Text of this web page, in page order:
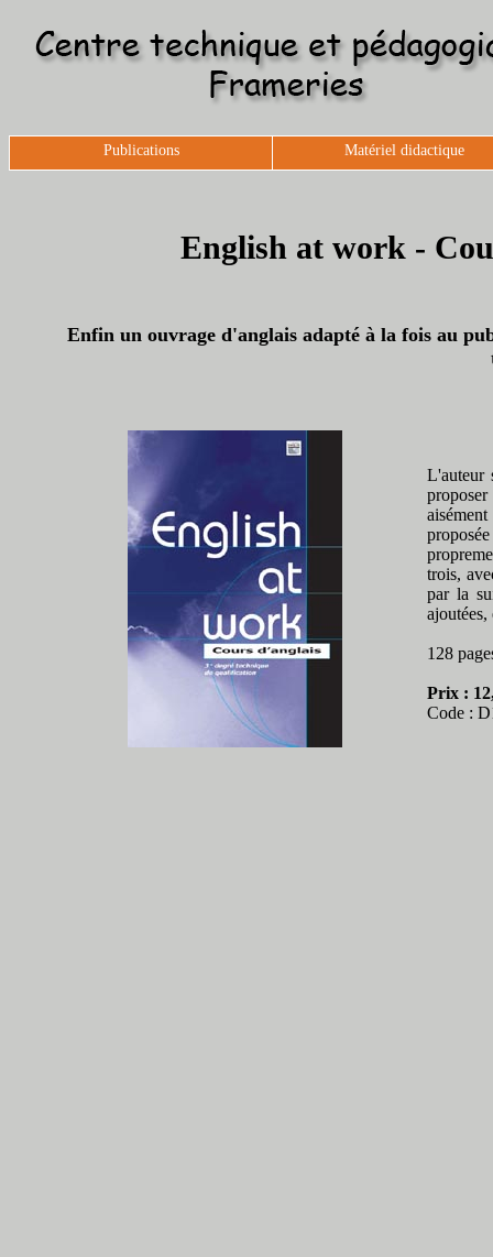
Publications Matériel didactique
English at work -
Enfin un ouvrage d'anglais adapté à la fois au
L'auteur
trois,
par la
128
Prix :
Code :